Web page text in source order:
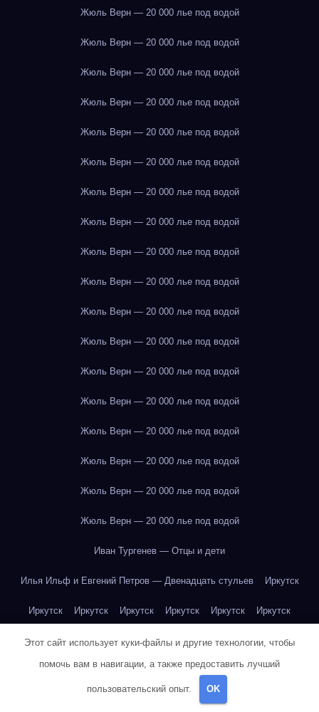
Жюль Верн — 20 000 лье под водой
Жюль Верн — 20 000 лье под водой
Жюль Верн — 20 000 лье под водой
Жюль Верн — 20 000 лье под водой
Жюль Верн — 20 000 лье под водой
Жюль Верн — 20 000 лье под водой
Жюль Верн — 20 000 лье под водой
Жюль Верн — 20 000 лье под водой
Жюль Верн — 20 000 лье под водой
Жюль Верн — 20 000 лье под водой
Жюль Верн — 20 000 лье под водой
Жюль Верн — 20 000 лье под водой
Жюль Верн — 20 000 лье под водой
Жюль Верн — 20 000 лье под водой
Жюль Верн — 20 000 лье под водой
Жюль Верн — 20 000 лье под водой
Жюль Верн — 20 000 лье под водой
Жюль Верн — 20 000 лье под водой
Иван Тургенев — Отцы и дети
Илья Ильф и Евгений Петров — Двенадцать стульев Иркутск
Иркутск Иркутск Иркутск Иркутск Иркутск Иркутск
Иркутск Иркутск Иркутск Иркутск Иркутск Иркутск
Иркутск Иркутск Иркутск Иркутск Иркутск Иркутск
Иркутск Йогурт
Этот сайт использует куки-файлы и другие технологии, чтобы
помочь вам в навигации, а также предоставить лучший
пользовательский опыт. OK